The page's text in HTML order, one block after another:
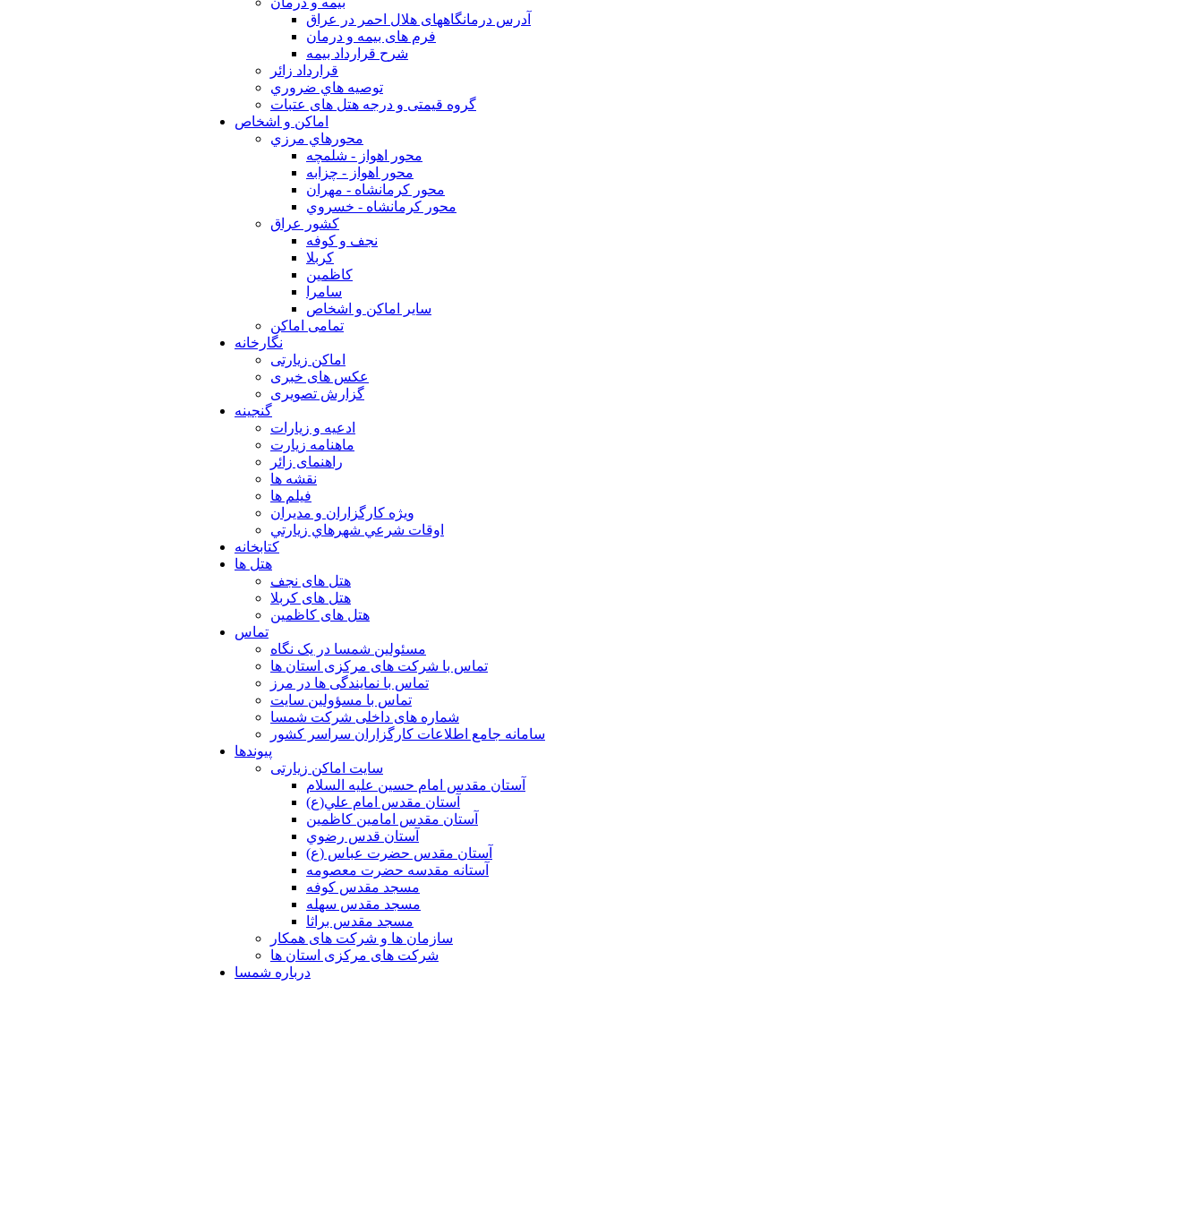
آدرس درمانگاههای هلال احمر در عراق
فرم های بیمه و درمان
شرح قرارداد بیمه
قرارداد زائر
توصيه هاي ضروري
گروه قیمتی و درجه هتل های عتبات
اماکن و اشخاص
محورهاي مرزي
محور اهواز - شلمچه
محور اهواز - چزابه
محور كرمانشاه - مهران
محور كرمانشاه - خسروي
كشور عراق
نجف و كوفه
كربلا
كاظمين
سامرا
ساير اماكن و اشخاص
تمامی اماکن
نگارخانه
اماکن زیارتی
عکس های خبری
گزارش تصویری
گنجینه
ادعیه و زیارات
ماهنامه زیارت
راهنمای زائر
نقشه ها
فیلم ها
ويژه كارگزاران و مديران
اوقات شرعي شهرهاي زيارتي
کتابخانه
هتل ها
هتل های نجف
هتل های کربلا
هتل های کاظمین
تماس
مسئولین شمسا در یک نگاه
تماس با شرکت های مرکزی استان ها
تماس با نمایندگی ها در مرز
تماس با مسؤولین سایت
شماره های داخلی شرکت شمسا
سامانه جامع اطلاعات کارگزاران سراسر کشور
پیوندها
سایت اماکن زیارتی
آستان مقدس امام حسين عليه السلام
آستان مقدس امام علي(ع)
آستان مقدس امامين كاظمين
آستان قدس رضوي
آستان مقدس حضرت عباس (ع)
آستانه مقدسه حضرت معصومه
مسجد مقدس كوفه
مسجد مقدس سهله
مسجد مقدس براثا
سازمان ها و شرکت های همکار
شرکت های مرکزی استان ها
درباره شمسا